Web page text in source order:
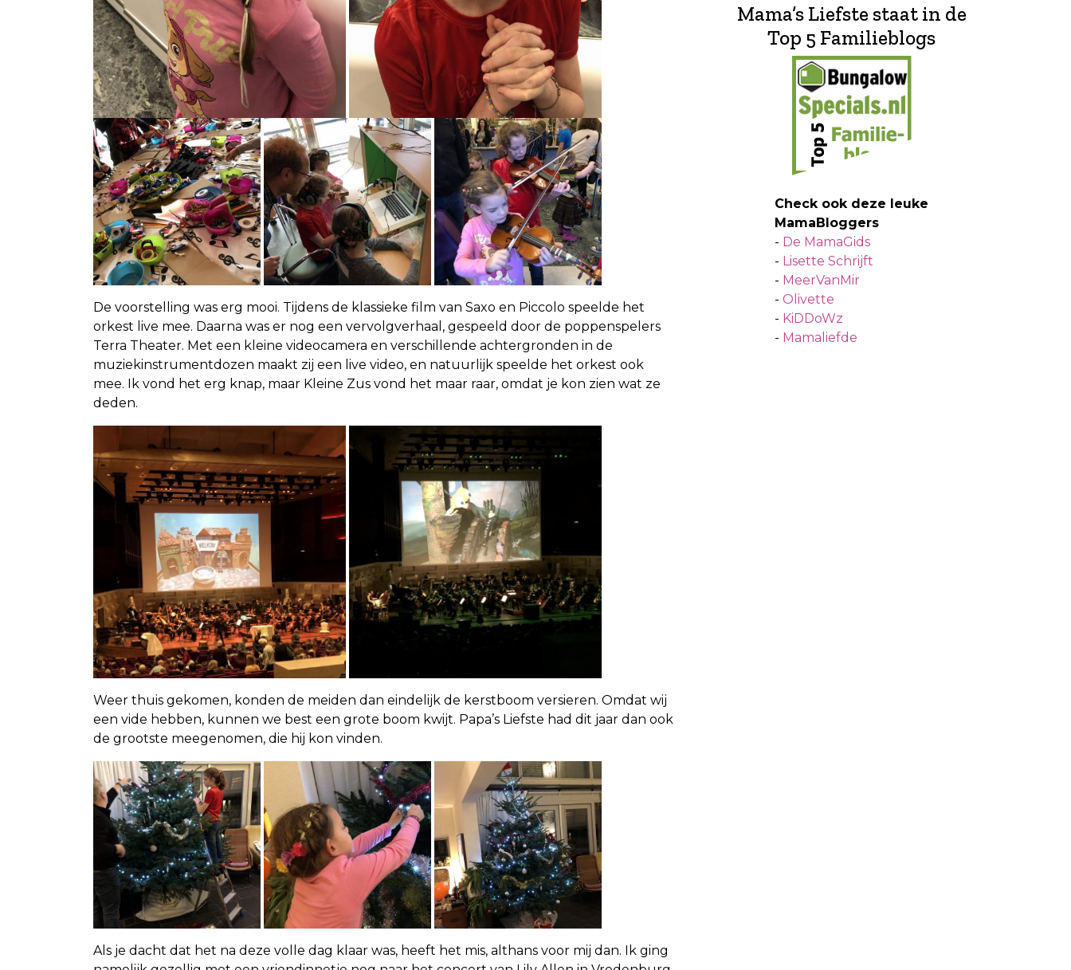
De voorstelling was erg mooi. Tijdens de klassieke film van Saxo en Piccolo speelde het
orkest live mee. Daarna was er nog een vervolgverhaal, gespeeld door de poppenspelers
Terra Theater. Met een kleine videocamera en verschillende achtergronden in de
muziekinstrumentdozen maakt zij een live video, en natuurlijk speelde het orkest ook
mee. Ik vond het erg knap, maar Kleine Zus vond het maar raar, omdat je kon zien wat ze
deden.
Weer thuis gekomen, konden de meiden dan eindelijk de kerstboom versieren. Omdat wij
een vide hebben, kunnen we best een grote boom kwijt. Papa’s Liefste had dit jaar dan ook
de grootste meegenomen, die hij kon vinden.
Als je dacht dat het na deze volle dag klaar was, heeft het mis, althans voor mij dan. Ik ging
Mama’s Liefste staat in de
Top 5 Familieblogs
Check ook deze leuke
MamaBloggers
- De MamaGids
- Lisette Schrijft
- MeerVanMir
- Olivette
- KiDDoWz
- Mamaliefde